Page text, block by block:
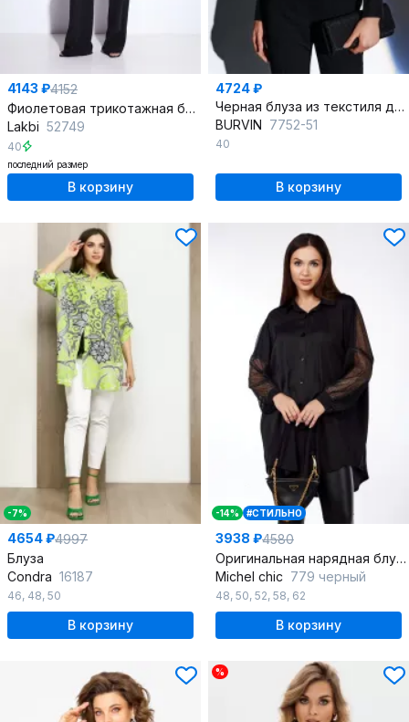
4143 ₽4152
Фиолетовая трикотажная блуза с асимметричным вырезом
Lakbi 52749
40
последний размер
В корзину
4724 ₽
Черная блуза из текстиля для демисезона на каждый день
BURVIN 7752-51
40
В корзину
-7%
4654 ₽4997
Блуза
Condra 16187
46, 48, 50
В корзину
-14% #СТИЛЬНО
3938 ₽4580
Оригинальная нарядная блуза из атлас-шифона и сетки
Michel chic 779 черный
48, 50, 52, 58, 62
В корзину
%